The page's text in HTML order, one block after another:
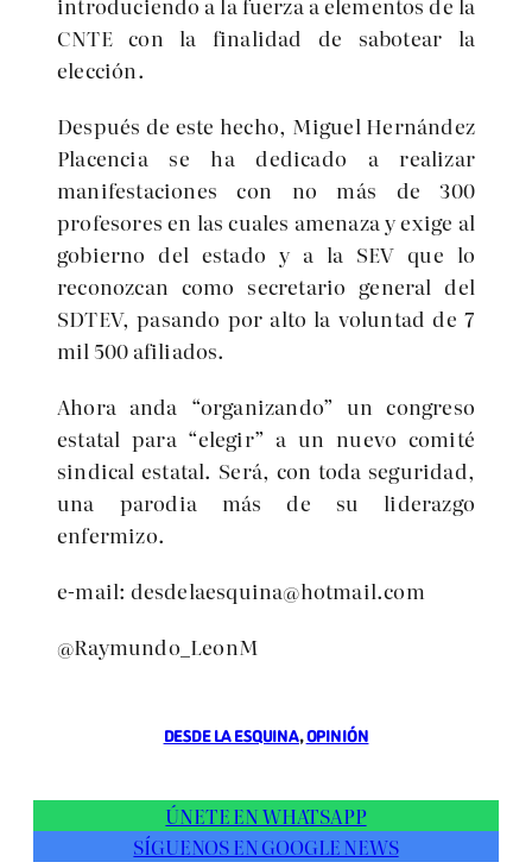
CNTE con la finalidad de sabotear la
elección.
Después de este hecho, Miguel Hernández
Placencia se ha dedicado a realizar
manifestaciones con no más de 300
profesores en las cuales amenaza y exige al
gobierno del estado y a la SEV que lo
reconozcan como secretario general del
SDTEV, pasando por alto la voluntad de 7
mil 500 afiliados.
Ahora anda “organizando” un congreso
estatal para “elegir” a un nuevo comité
sindical estatal. Será, con toda seguridad,
una parodia más de su liderazgo
enfermizo.
e-mail: desdelaesquina@hotmail.com
@Raymundo_LeonM
DESDE LA ESQUINA, OPINIÓN
ÚNETE EN WHATSAPP
SÍGUENOS EN GOOGLE NEWS